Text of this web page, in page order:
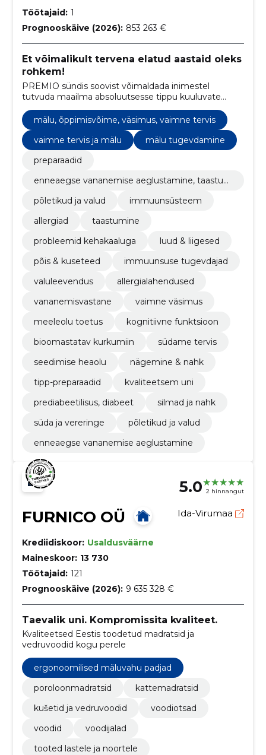
Töötajaid: 1
Prognooskäive (2026): 853 263 €
Et võimalikult tervena elatud aastaid oleks
rohkem!
PREMIO sündis soovist võimaldada inimestel
tutvuda maailma absoluutsesse tippu kuuluvate
mugavalt ja turvaliselt.
mälu, õppimisvõime, väsimus, vaimne tervis
vaimne tervis ja mälu
mälu tugevdamine
preparaadid
enneaegse vananemise aeglustamine, taastum
põletikud ja valud
immuunsüsteem
allergiad
taastumine
probleemid kehakaaluga
luud & liigesed
põis & kuseteed
immuunsuse tugevdajad
valuleevendus
allergialahendused
vananemisvastane
vaimne väsimus
meeleolu toetus
kognitiivne funktsioon
bioomastatav kurkumiin
südame tervis
seedimise heaolu
nägemine & nahk
tipp-preparaadid
kvaliteetsem uni
prediabeetilisus, diabeet
silmad ja nahk
süda ja vereringe
põletikud ja valud
enneaegse vananemise aeglustamine
5.0 2 hinnangut
FURNICO OÜ Ida-Virumaa
Krediidiskoor: Usaldusväärne
Maineskoor: 13 730
Töötajaid: 121
Prognooskäive (2026): 9 635 328 €
Taevalik uni. Kompromissita kvaliteet.
Kvaliteetsed Eestis toodetud madratsid ja
vedruvoodid kogu perele
ergonoomilised mäluvahu padjad
poroloonmadratsid
kattemadratsid
kušetid ja vedruvoodid
voodiotsad
voodid
voodijalad
tooted lastele ja noortele